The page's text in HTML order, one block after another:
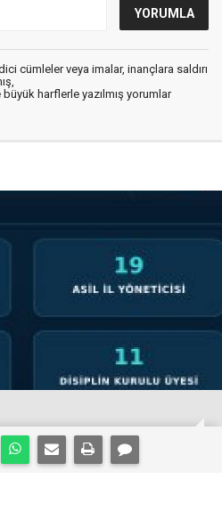
cümleler veya imalar, inançlara saldırı
harflerle yazılmış yorumlar